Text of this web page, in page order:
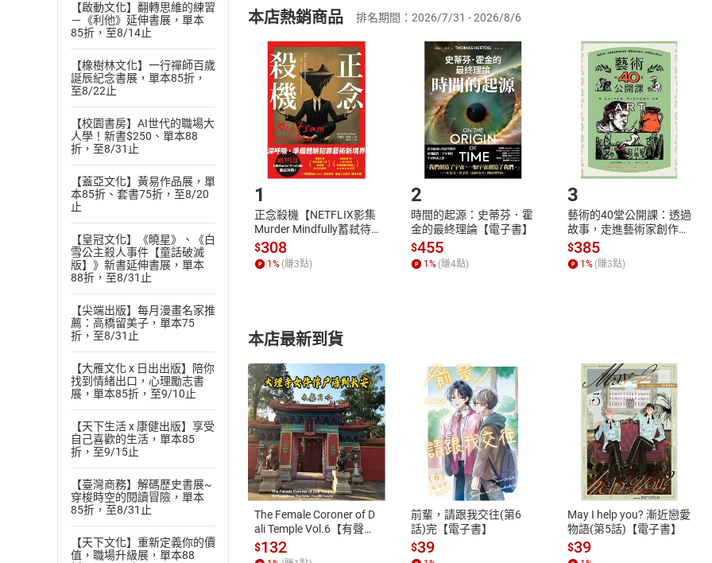
【啟動文化】翻轉思維的練習
－《利他》延伸書展，單本
85折，至8/14止
【橡樹林文化】一行禪師百歲
誕辰紀念書展，單本85折，
至8/22止
【校園書房】AI世代的職場大
人學！新書$250、單本88
折，至8/31止
【蓋亞文化】黃易作品展，單
本85折、套書75折，至8/20
止
【皇冠文化】《曉星》、《白
雪公主殺人事件【童話破滅
版】》新書延伸書展，單本
88折，至8/31止
【尖端出版】每月漫畫名家推
薦：高橋留美子，單本75
折，至8/31止
【大雁文化 x 日出出版】陪你
找到情緒出口，心理勵志書
展，單本85折，至9/10止
【天下生活 x 康健出版】享受
自己喜歡的生活，單本85
折，至9/15止
【臺灣商務】解碼歷史書展~
穿梭時空的閱讀冒險，單本
85折，至8/31止
【天下文化】重新定義你的價
值，職場升級展，單本88
(二)消費者訂購本店鋪之商品即代表知悉本店鋪所銷售之商品為電子書，
且已下載/存取電子書，不得請求退貨退款。
退貨方式：您欲取消訂單或辦理退貨時，請登入樂天市場，並於「我的訂單
貨」，本店鋪將依您的申請進行審核，待審核通過後將為您辦理退款事宜。
請注意，樂天市場須以整筆訂單為單位進行取消/退貨，恕無法以單支商品取
挑選商品
Choose
放入購物車
Shopping cart
登入帳號
Login
購書後，如何開始使用？
Step1.選擇閱讀載具 Step2.登入
付款方式
ATM轉帳、信用卡、LINE PAY、AFTEE
退換貨規範
本店是否提供消費者保護法七日猶
之權利，遽消費者保護法及通訊交
除權合理例外情事適用準則，依商
質各有不同規定。詳細退換貨說明
本店熱銷商品 排名期間：2026/7/31 - 2026/8/6
1
正念殺機【NETFLIX影集
Murder Mindfully蓄弒待
發】【電子書】
$308
1 % (賺3點)
2
時間的起源：史蒂芬．霍
金的最終理論【電子書】
$455
1 % (賺4點)
3
藝術的40堂公開課：透過
故事，走進藝術家創作現
場，看藝術如何誕生、如
何形塑人類生活【電子
書】
$385
1 % (賺3點)
本店最新到貨
The Female Coroner of D
ali Temple Vol.6【有聲
書】
$132
前輩，請跟我交往(第6
話)完【電子書】
$39
May I help you? 漸近戀愛
物語(第5話)【電子書】
$39